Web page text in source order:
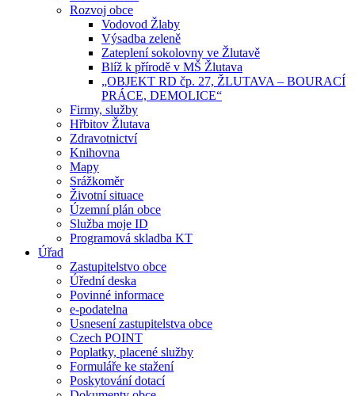
Rozvoj obce
Vodovod Žlaby
Výsadba zeleně
Zateplení sokolovny ve Žlutavě
Blíž k přírodě v MŠ Žlutava
„OBJEKT RD čp. 27, ŽLUTAVA – BOURACÍ
PRÁCE, DEMOLICE“
Firmy, služby
Hřbitov Žlutava
Zdravotnictví
Knihovna
Mapy
Srážkoměr
Životní situace
Územní plán obce
Služba moje ID
Programová skladba KT
Úřad
Zastupitelstvo obce
Úřední deska
Povinné informace
e-podatelna
Usnesení zastupitelstva obce
Czech POINT
Poplatky, placené služby
Formuláře ke stažení
Poskytování dotací